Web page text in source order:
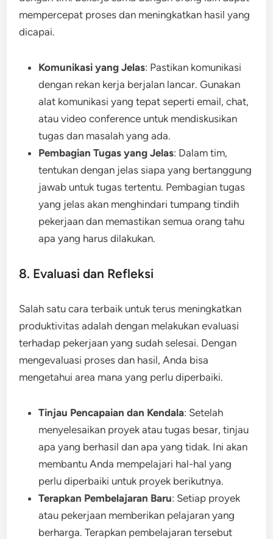
mempercepat proses dan meningkatkan hasil yang
dicapai.
Komunikasi yang Jelas: Pastikan komunikasi
dengan rekan kerja berjalan lancar. Gunakan
alat komunikasi yang tepat seperti email, chat,
atau video conference untuk mendiskusikan
tugas dan masalah yang ada.
Pembagian Tugas yang Jelas: Dalam tim,
tentukan dengan jelas siapa yang bertanggung
jawab untuk tugas tertentu. Pembagian tugas
yang jelas akan menghindari tumpang tindih
pekerjaan dan memastikan semua orang tahu
apa yang harus dilakukan.
8. Evaluasi dan Refleksi
Salah satu cara terbaik untuk terus meningkatkan
produktivitas adalah dengan melakukan evaluasi
terhadap pekerjaan yang sudah selesai. Dengan
mengevaluasi proses dan hasil, Anda bisa
mengetahui area mana yang perlu diperbaiki.
Tinjau Pencapaian dan Kendala: Setelah
menyelesaikan proyek atau tugas besar, tinjau
apa yang berhasil dan apa yang tidak. Ini akan
membantu Anda mempelajari hal-hal yang
perlu diperbaiki untuk proyek berikutnya.
Terapkan Pembelajaran Baru: Setiap proyek
atau pekerjaan memberikan pelajaran yang
berharga. Terapkan pembelajaran tersebut